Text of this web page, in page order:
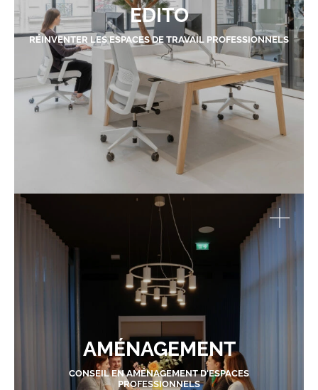
EDITO
RÉINVENTER LES ESPACES DE TRAVAIL PROFESSIONNELS
AMÉNAGEMENT
CONSEIL EN AMÉNAGEMENT D'ESPACES
PROFESSIONNELS